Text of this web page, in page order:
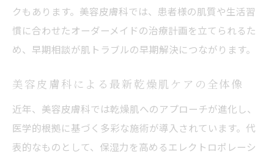
クもあります。美容皮膚科では、患者様の肌質や生活習
慣に合わせたオーダーメイドの治療計画を立てられるた
め、早期相談が肌トラブルの早期解決につながります。
美容皮膚科による最新乾燥肌ケアの全体像
近年、美容皮膚科では乾燥肌へのアプローチが進化し、
医学的根拠に基づく多彩な施術が導入されています。代
表的なものとして、保湿力を高めるエレクトロポレーシ